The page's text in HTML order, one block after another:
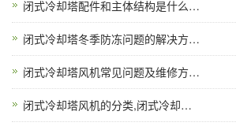
闭式冷却塔配件和主体结构是什么…
闭式冷却塔冬季防冻问题的解决方…
闭式冷却塔风机常见问题及维修方…
闭式冷却塔风机的分类,闭式冷却…